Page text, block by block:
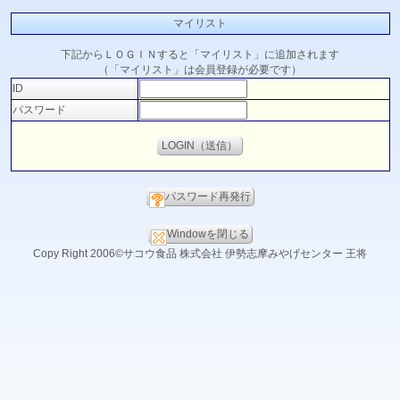
マイリスト
下記からＬＯＧＩＮすると「マイリスト」に追加されます
（「マイリスト」は会員登録が必要です）
ID
パスワード
パスワード再発行
Windowを閉じる
Copy Right 2006©サコウ食品 株式会社 伊勢志摩みやげセンター 王将